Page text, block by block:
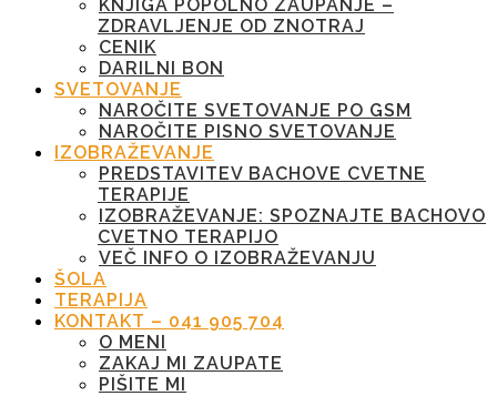
KNJIGA POPOLNO ZAUPANJE –
ZDRAVLJENJE OD ZNOTRAJ
CENIK
DARILNI BON
SVETOVANJE
NAROČITE SVETOVANJE PO GSM
NAROČITE PISNO SVETOVANJE
IZOBRAŽEVANJE
PREDSTAVITEV BACHOVE CVETNE
TERAPIJE
IZOBRAŽEVANJE: SPOZNAJTE BACHOVO
CVETNO TERAPIJO
VEČ INFO O IZOBRAŽEVANJU
ŠOLA
TERAPIJA
KONTAKT – 041 905 704
O MENI
ZAKAJ MI ZAUPATE
PIŠITE MI